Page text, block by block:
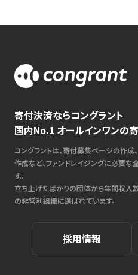
寄付決済ならコングラント
国内No.1 オールインワンの
コングラントは、寄付募集ページの作成
作成など、ファンドレイジングに必要
す。
立ち上げたばかりの団体から年間収入
の非営利組織に選ばれています。
採用情報